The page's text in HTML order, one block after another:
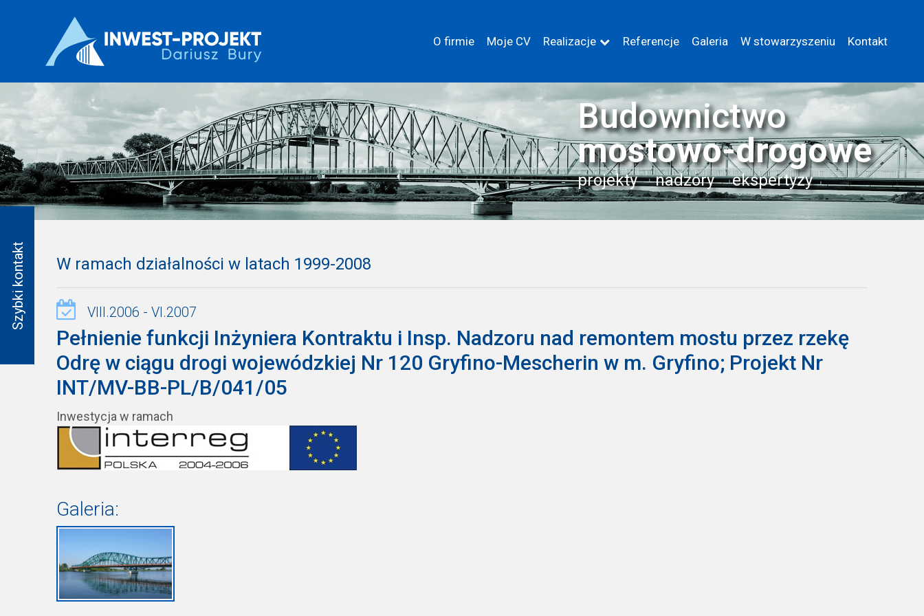
O firmie Moje CV Realizacje Referencje Galeria W stowarzyszeniu Kontakt
Budownictwo
mostowo-drogowe
projekty nadzory ekspertyzy
W ramach działalności w latach 1999-2008
VIII.2006 - VI.2007
Pełnienie funkcji Inżyniera Kontraktu i Insp. Nadzoru nad remontem mostu przez rzekę
Odrę w ciągu drogi wojewódzkiej Nr 120 Gryfino-Mescherin w m. Gryfino; Projekt Nr
INT/MV-BB-PL/B/041/05
Inwestycja w ramach
Galeria: